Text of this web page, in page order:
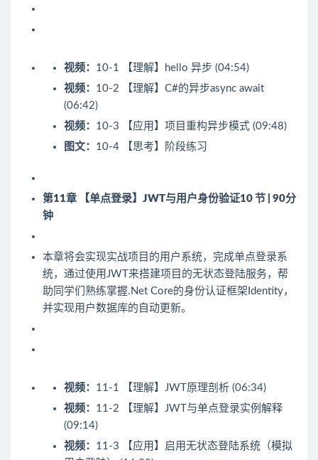
视频： 10-1 【理解】hello 异步 (04:54)
视频： 10-2 【理解】C#的异步async await
(06:42)
视频： 10-3 【应用】项目重构异步模式 (09:48)
图文： 10-4 【思考】阶段练习
第11章 【单点登录】JWT与用户身份验证10 节 | 90分
钟
本章将会实现实战项目的用户系统，完成单点登录系
统，通过使用JWT来搭建项目的无状态登陆服务，帮
助同学们熟练掌握.Net Core的身份认证框架Identity，
并实现用户数据库的自动更新。
视频： 11-1 【理解】JWT原理剖析 (06:34)
视频： 11-2 【理解】JWT与单点登录实例解释
(09:14)
视频： 11-3 【应用】启用无状态登陆系统（模拟